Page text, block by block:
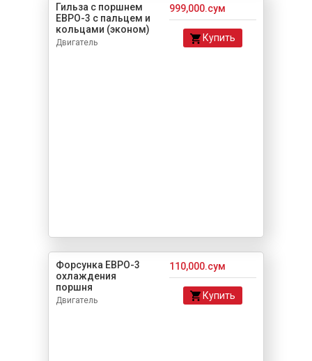
Гильза с поршнем
ЕВРО-3 с пальцем и
кольцами (эконом)
Двигатель
999,000.сум
Купить
Форсунка ЕВРО-3
охлаждения
поршня
Двигатель
110,000.сум
Купить